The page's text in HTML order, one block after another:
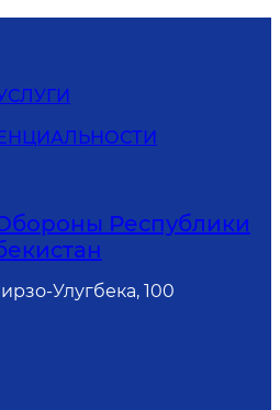
Республики
Улугбека, 100